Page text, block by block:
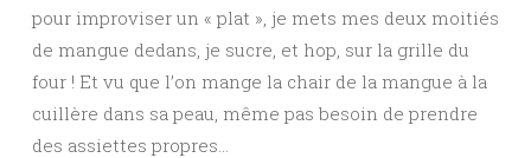
pour improviser un « plat », je mets mes deux moitiés
de mangue dedans, je sucre, et hop, sur la grille du
four ! Et vu que l’on mange la chair de la mangue à la
cuillère dans sa peau, même pas besoin de prendre
des assiettes propres…